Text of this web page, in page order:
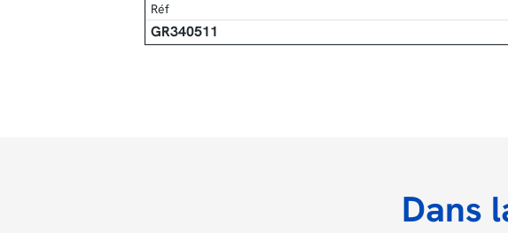
Réf
GR340511
Dans